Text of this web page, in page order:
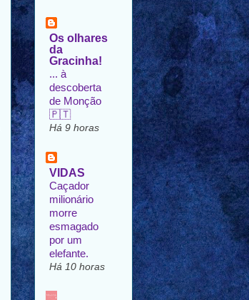
Os olhares
da
Gracinha!
... à
descoberta
de Monção
🇵🇹
Há 9 horas
VIDAS
Caçador
milionário
morre
esmagado
por um
elefante.
Há 10 horas